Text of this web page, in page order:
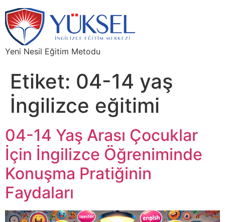
Yeni Nesil Eğitim Metodu
Etiket: 04-14 yaş
İngilizce eğitimi
04-14 Yaş Arası Çocuklar
İçin İngilizce Öğreniminde
Konuşma Pratiğinin
Faydaları